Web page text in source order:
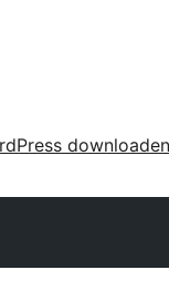
downloaden